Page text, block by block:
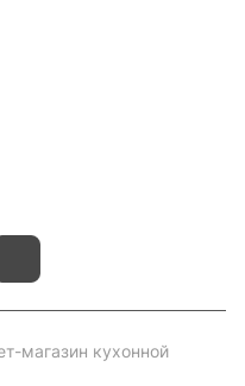
магазин кухонной